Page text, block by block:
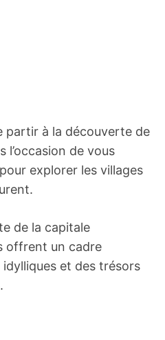
partir à la découverte de
l’occasion de vous
explorer les villages
de la capitale
offrent un cadre
et des trésors